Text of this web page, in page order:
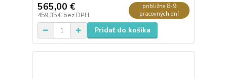
565,00 €
459,35 € bez DPH
približne 8-9
pracovných dní
Pridať do košíka